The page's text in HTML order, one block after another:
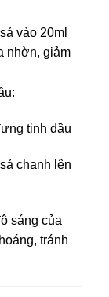
vào 20ml
nhờn, giảm
tinh dầu
chanh lên
sáng của
tránh